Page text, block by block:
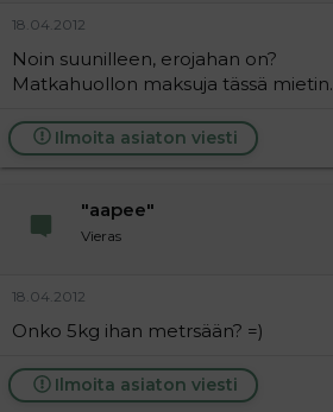
n
a
o
i
t
t
a
i
s
t
i
18.04.2012
Noin suunilleen, erojahan on?
Matkahuollon maksuja tässä mietin.
Ilmoita asiaton viesti
"aapee"
Vieras
18.04.2012
Onko 5kg ihan metrsään? =)
Ilmoita asiaton viesti